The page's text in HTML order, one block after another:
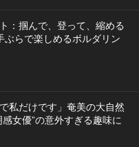
：掴んで、登って、縮める
ぶらで楽しめるボルダリン
私だけです」奄美の大自然
女優”の意外すぎる趣味に